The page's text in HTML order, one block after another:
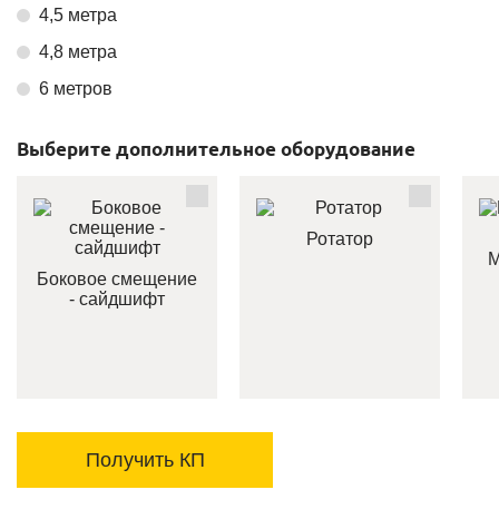
4,5 метра
4,8 метра
6 метров
Выберите дополнительное оборудование
Боковое смещение
- сайдшифт
Ротатор
Получить КП